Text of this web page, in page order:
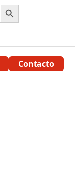
SEARCH BUTTON
Contacto